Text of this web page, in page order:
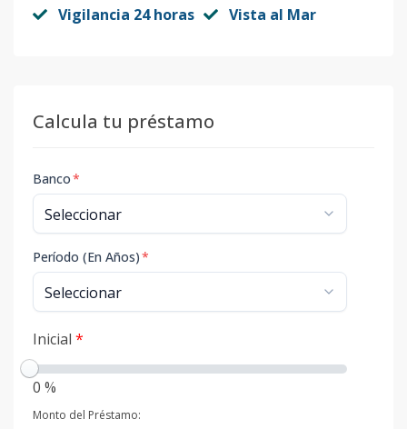
Vigilancia 24 horas Vista al Mar
Calcula tu préstamo
Banco*
Período (En Años)*
Inicial *
0 %
Monto del Préstamo: